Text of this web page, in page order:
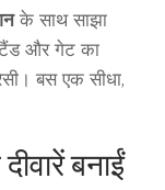
के साथ साझा
और गेट का
बस एक सीधा,
बनाईं